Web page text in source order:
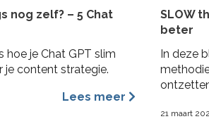
nog zelf? – 5 Chat
hoe je Chat GPT slim
je content strategie.
Lees meer
SLOW
beter
In deze
21 maart